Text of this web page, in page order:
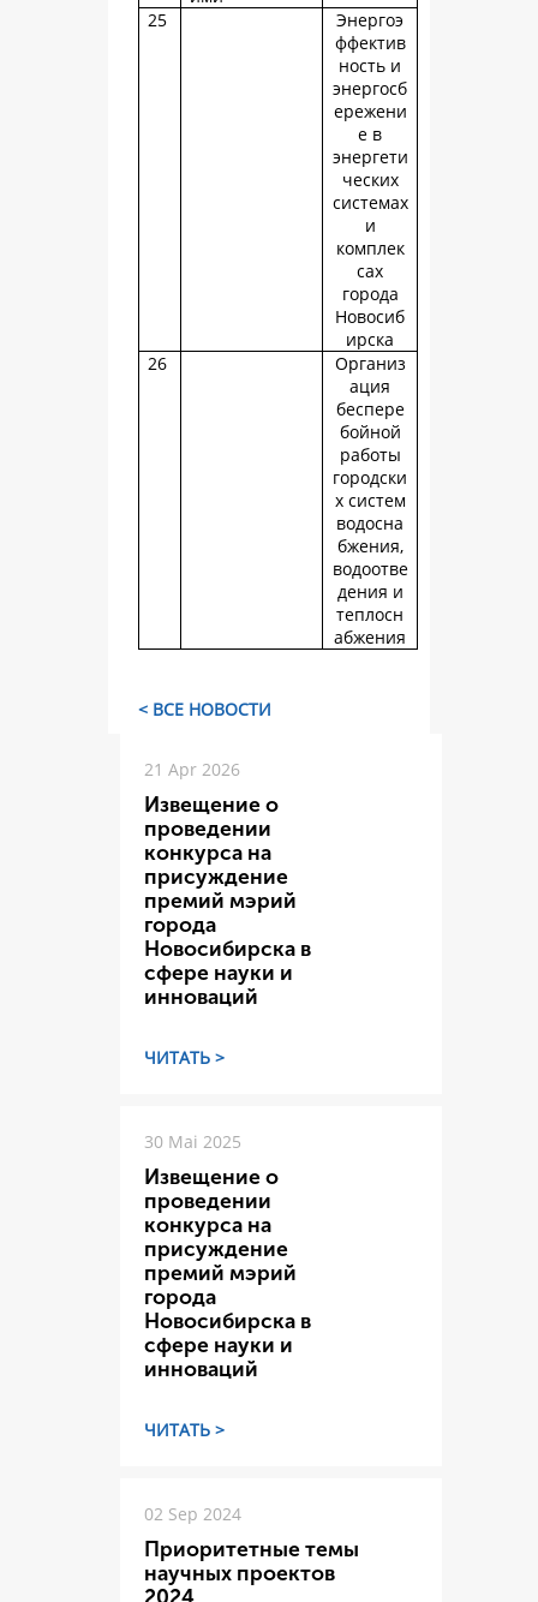
25
Энергоэ
ффектив
ность и
энергосб
ережени
е в
энергети
ческих
системах
и
комплек
сах
города
Новосиб
ирска
26
Организ
ация
беспере
бойной
работы
городски
х систем
водосна
бжения,
водоотве
дения и
теплосн
абжения
< ВСЕ НОВОСТИ
21 Apr 2026
Извещение о
проведении
конкурса на
присуждение
премий мэрий
города
Новосибирска в
сфере науки и
инноваций
ЧИТАТЬ >
30 Mai 2025
Извещение о
проведении
конкурса на
присуждение
премий мэрий
города
Новосибирска в
сфере науки и
инноваций
ЧИТАТЬ >
02 Sep 2024
Приоритетные темы
научных проектов